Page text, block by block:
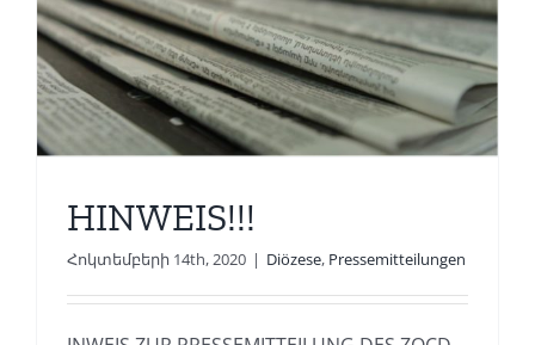
HINWEIS!!!
Հոկտեմբերի 14th, 2020 | Diözese, Pressemitteilungen